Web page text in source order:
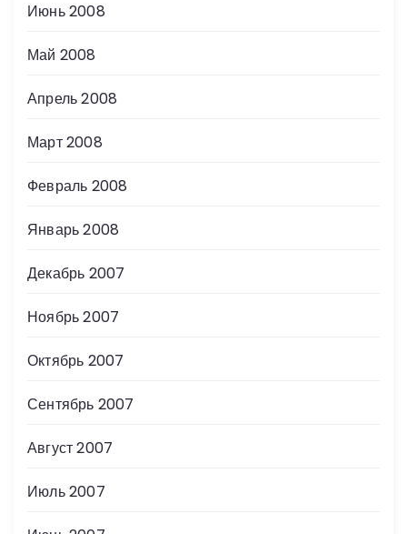
Июнь 2008
Май 2008
Апрель 2008
Март 2008
Февраль 2008
Январь 2008
Декабрь 2007
Ноябрь 2007
Октябрь 2007
Сентябрь 2007
Август 2007
Июль 2007